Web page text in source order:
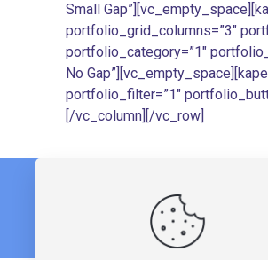
Small
portfolio_grid_columns=”3″
portfolio_category=”1″
No
portfolio_filter=”1″
[/vc_column][/vc_row]